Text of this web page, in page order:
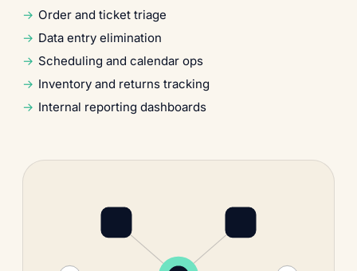
Order and ticket triage
Data entry elimination
Scheduling and calendar ops
Inventory and returns tracking
Internal reporting dashboards